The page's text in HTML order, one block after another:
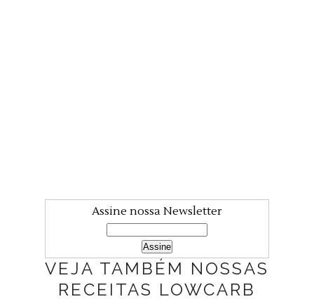
Assine nossa Newsletter
VEJA TAMBÉM NOSSAS
RECEITAS LOWCARB